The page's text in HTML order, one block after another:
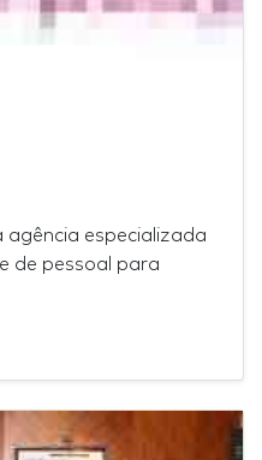
agência especializada
de pessoal para